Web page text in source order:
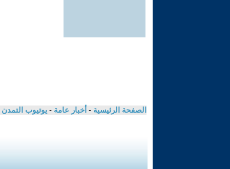
الصفحة الرئيسية - أخبار عامة - يوتيوب التمدن